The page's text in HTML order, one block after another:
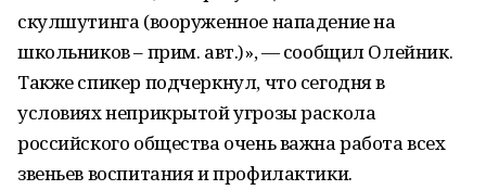
скулшутинга (вооруженное нападение на
школьников – прим. авт.)», — сообщил Олейник.
Также спикер подчеркнул, что сегодня в
условиях неприкрытой угрозы раскола
российского общества очень важна работа всех
звеньев воспитания и профилактики.